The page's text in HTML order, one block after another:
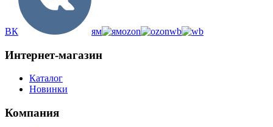
ВК ям ozon wb
Интернет-магазин
Каталог
Новинки
Компания